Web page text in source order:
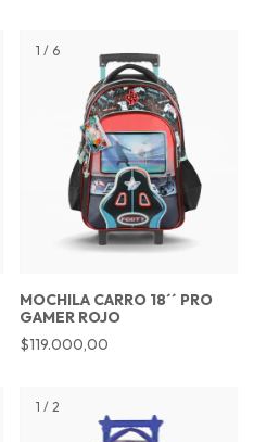
1 / 6
MOCHILA CARRO 18´´ PRO
GAMER ROJO
$119.000,00
1 / 2